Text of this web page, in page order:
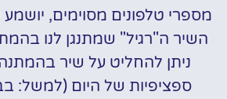
מספרי טלפונים מסוימים,
השיר ה"רגיל" שמתנגן לנו
ניתן להחליט על שיר
ספציפיות של היום (למשל: